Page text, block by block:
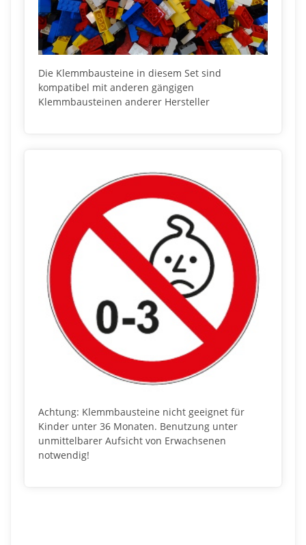
Die Klemmbausteine in diesem Set sind
kompatibel mit anderen gängigen
Klemmbausteinen anderer Hersteller
Achtung: Klemmbausteine nicht geeignet für
Kinder unter 36 Monaten. Benutzung unter
unmittelbarer Aufsicht von Erwachsenen
notwendig!